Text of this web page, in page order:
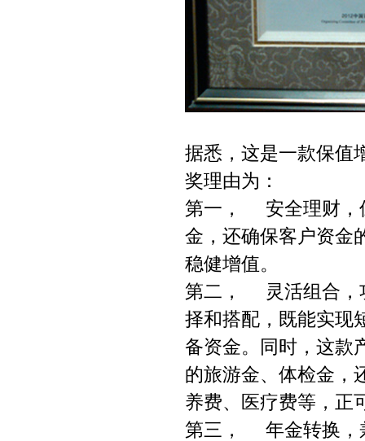
据悉，这是一款保值
奖理由为：
第一， 安全理财，
金，还确保客户资金
稳健增值。
第二， 灵活组合，
择和搭配，既能实现
备资金。同时，这款
的旅游金、体检金，
养费、医疗费等，正
第三， 年金转换，